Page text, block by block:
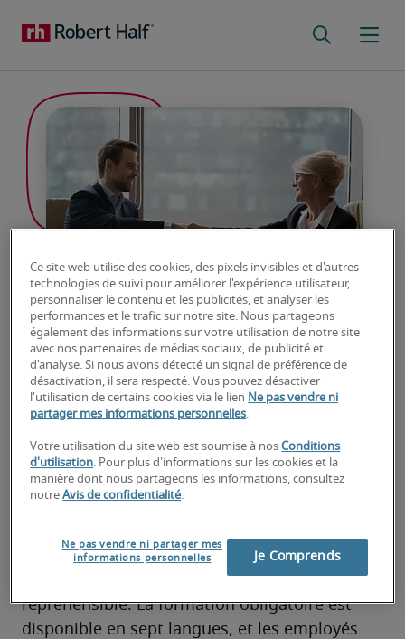
Code d’éthique et de
conduite professionnelle
professionnelle énonce les principes de base
qui guident tous les employés et
matière de signalement de toute violation du
code ou de tout autre comportement
répréhensible. La formation obligatoire est
disponible en sept langues, et les employés
Ce site web utilise des cookies, des pixels invisibles et d'autres
technologies de suivi pour améliorer l'expérience utilisateur,
personnaliser le contenu et les publicités, et analyser les
performances et le trafic sur notre site. Nous partageons
également des informations sur votre utilisation de notre site
avec nos partenaires de médias sociaux, de publicité et
d'analyse. Si nous avons détecté un signal de préférence de
désactivation, il sera respecté. Vous pouvez désactiver
l'utilisation de certains cookies via le lien Ne pas vendre ni
partager mes informations personnelles.
Votre utilisation du site web est soumise à nosConditions
d'utilisation. Pour plus d'informations sur les cookies et la
manière dont nous partageons les informations, consultez
notreAvis de confidentialité.
Ne pas vendre ni partager mes
informations personnelles
Je Comprends